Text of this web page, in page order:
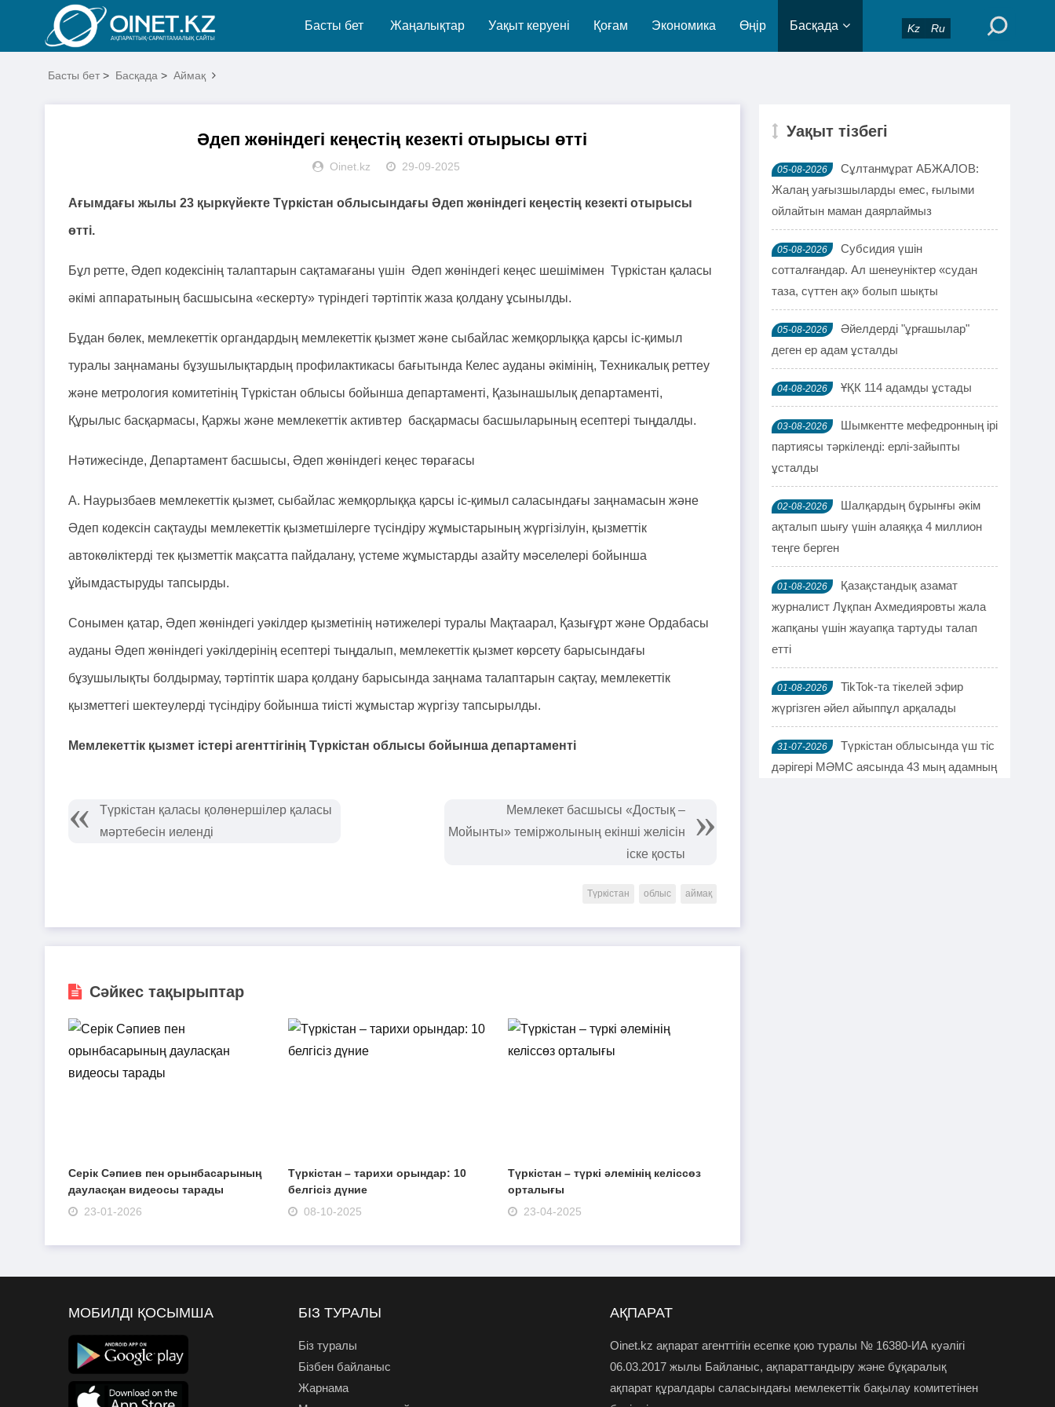
Kz Ru
Басты бет Жаңалықтар Уақыт керуені Қоғам Экономика Өңір Басқада
Басты бет > Басқада > Аймақ
Әдеп жөніндегі кеңестің кезекті отырысы өтті
Oinet.kz 29-09-2025
Ағымдағы жылы 23 қыркүйекте Түркістан облысындағы Әдеп жөніндегі кеңестің кезекті отырысы
өтті.
Бұл ретте, Әдеп кодексінің талаптарын сақтамағаны үшін Әдеп жөніндегі кеңес шешімімен Түркістан қаласы
әкімі аппаратының басшысына «ескерту» түріндегі тәртіптік жаза қолдану ұсынылды.
Бұдан бөлек, мемлекеттік органдардың мемлекеттік қызмет және сыбайлас жемқорлыққа қарсы іс-қимыл
туралы заңнаманы бұзушылықтардың профилактикасы бағытында Келес ауданы әкімінің, Техникалық реттеу
және метрология комитетінің Түркістан облысы бойынша департаменті, Қазынашылық департаменті,
Құрылыс басқармасы, Қаржы және мемлекеттік активтер басқармасы басшыларының есептері тыңдалды.
Нәтижесінде, Департамент басшысы, Әдеп жөніндегі кеңес төрағасы
А. Наурызбаев мемлекеттік қызмет, сыбайлас жемқорлыққа қарсы іс-қимыл саласындағы заңнамасын және
Әдеп кодексін сақтауды мемлекеттік қызметшілерге түсіндіру жұмыстарының жүргізілуін, қызметтік
автокөліктерді тек қызметтік мақсатта пайдалану, үстеме жұмыстарды азайту мәселелері бойынша
ұйымдастыруды тапсырды.
Сонымен қатар, Әдеп жөніндегі уәкілдер қызметінің нәтижелері туралы Мақтаарал, Қазығұрт және Ордабасы
ауданы Әдеп жөніндегі уәкілдерінің есептері тыңдалып, мемлекеттік қызмет көрсету барысындағы
бұзушылықты болдырмау, тәртіптік шара қолдану барысында заңнама талаптарын сақтау, мемлекеттік
қызметтегі шектеулерді түсіндіру бойынша тиісті жұмыстар жүргізу тапсырылды.
Мемлекеттік қызмет істері агенттігінің Түркістан облысы бойынша департаменті
Түркістан қаласы қолөнершілер қаласы
мәртебесін иеленді
Мемлекет басшысы «Достық –
Мойынты» теміржолының екінші желісін
іске қосты
Түркістан облыс аймақ
Сәйкес тақырыптар
Серік Сәпиев пен орынбасарының
дауласқан видеосы тарады
23-01-2026
Түркістан – тарихи орындар: 10
белгісіз дүние
08-10-2025
Түркістан – түркі әлемінің келіссөз
орталығы
23-04-2025
Уақыт тізбегі
05-08-2026
Сұлтанмұрат АБЖАЛОВ:
Жалаң уағызшыларды емес, ғылыми
ойлайтын маман даярлаймыз
05-08-2026
Субсидия үшін
сотталғандар. Ал шенеуніктер «судан
таза, сүттен ақ» болып шықты
05-08-2026
Әйелдерді "ұрғашылар"
деген ер адам ұсталды
04-08-2026 ҰҚК 114 адамды ұстады
03-08-2026
Шымкентте мефедронның ірі
партиясы тәркіленді: ерлі-зайыпты
ұсталды
02-08-2026
Шалқардың бұрынғы әкім
ақталып шығу үшін алаяққа 4 миллион
теңге берген
01-08-2026
Қазақстандық азамат
журналист Лұқпан Ахмедияровты жала
жапқаны үшін жауапқа тартуды талап
етті
01-08-2026
TikTok-та тікелей эфир
жүргізген әйел айыппұл арқалады
31-07-2026
Түркістан облысында үш тіс
дәрігері МӘМС аясында 43 мың адамның
27-07-2026
Түркістан облысында ер
адам анасын өлтірді деген күдікке ілінді
МОБИЛДІ ҚОСЫМША БІЗ ТУРАЛЫ
Біз туралы
Бізбен байланыс
Жарнама
АҚПАРАТ
Oinet.kz ақпарат агенттігін есепке қою туралы № 16380-ИА куәлігі
06.03.2017 жылы Байланыс, ақпараттандыру және бұқаралық
ақпарат құралдары саласындағы мемлекеттік бақылау комитетінен